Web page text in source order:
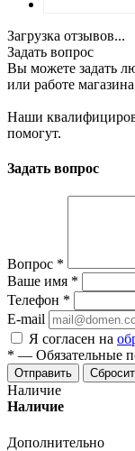
Загрузка отзывов...
Задать вопрос
Вы можете задать
или работе
Наши
помогут.
Задать вопрос
Вопрос *
Ваше имя *
Телефон *
E-mail
Я согласен на
* — Обязательные
Отправить
Наличие
Наличие
Дополнительно